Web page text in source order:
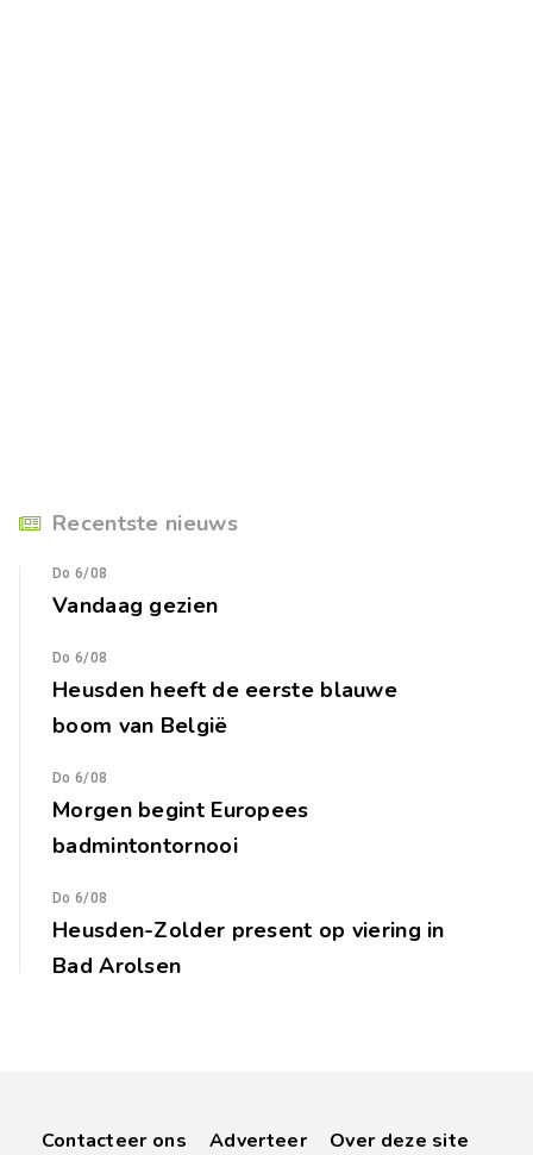
Recentste nieuws
Do 6/08
Vandaag gezien
Do 6/08
Heusden heeft de eerste blauwe
boom van België
Do 6/08
Morgen begint Europees
badmintontornooi
Do 6/08
Heusden-Zolder present op viering in
Bad Arolsen
Contacteer ons Adverteer Over deze site